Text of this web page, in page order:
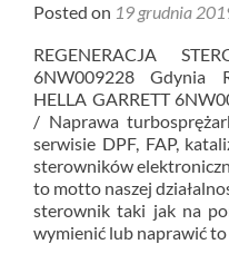
Posted on 19 grudnia
REGENERACJA
6NW009228 Gdynia
HELLA GARRETT
/ Naprawa
serwisie DPF, FAP,
sterowników
to motto naszej
sterownik taki jak na
wymienić lub naprawić to